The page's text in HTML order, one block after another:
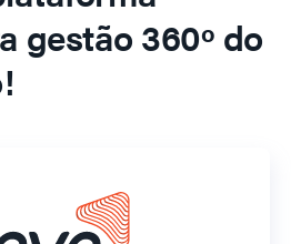
gestão 360º do